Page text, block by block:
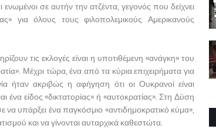
σε αυτήν την ατζέντα, γεγονός που δείχνει
για όλους τους φιλοπολεμικούς Αμερικανούς
τις εκλογές είναι η υποτιθέμενη «ανάγκη» του
Μέχρι τώρα, ένα από τα κύρια επιχειρήματα για
ακριβώς η αφήγηση ότι οι Ουκρανοί είναι
είδος «δικτατορίας» ή «αυτοκρατίας». Στη Δύση
υπάρξει ένα παγκόσμιο «αντιδημοκρατικό κύμα»,
και να γίνονται αυταρχικά καθεστώτα.